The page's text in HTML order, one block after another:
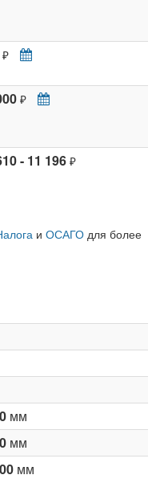
₽
₽
- 11 196 ₽
и ОСАГО для более
мм
мм
мм